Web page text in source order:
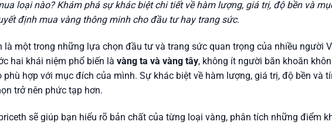
loại nào? Khám phá sự khác biệt chi tiết về hàm lượng, giá trị, độ bền và
định mua vàng thông minh cho đầu tư hay trang sức.
là một trong những lựa chọn đầu tư và trang sức quan trọng của nhiều người
hai khái niệm phổ biến là vàng ta và vàng tây, không ít người băn khoăn
phù hợp với mục đích của mình. Sự khác biệt về hàm lượng, giá trị, độ bền và
trở nên phức tạp hơn.
sẽ giúp bạn hiểu rõ bản chất của từng loại vàng, phân tích những điểm